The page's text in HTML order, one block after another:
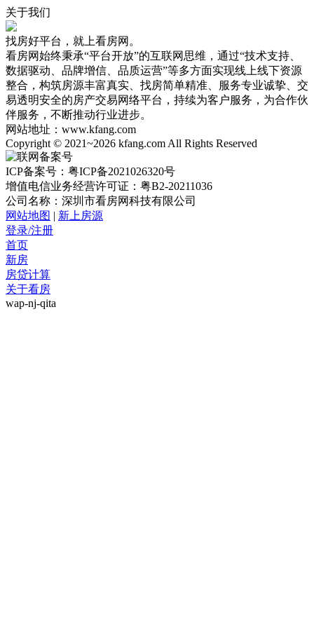
关于我们
找房好平台，就上看房网。
看房网始终秉承“平台开放”的互联网思维，通过“技术支持、
数据驱动、品牌增信、品质运营”等多方面实现线上线下资源
整合，构筑房源丰富真实、找房简单精准、服务专业诚挚、交
易透明安全的房产交易网络平台，持续为客户服务，为合作伙
伴服务，不断推动行业进步。
网站地址：www.kfang.com
Copyright © 2021~2026 kfang.com All Rights Reserved
ICP备案号：粤ICP备2021026320号
增值电信业务经营许可证：粤B2-20211036
公司名称：深圳市看房网科技有限公司
网站地图 | 新上房源
登录/注册
首页
新房
房贷计算
关于看房
wap-nj-qita